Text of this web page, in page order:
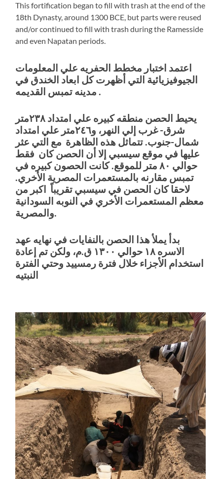
This fortification began to fill with trash at the end of the
18th Dynasty, around 1300 BCE, but parts were reused
and/or continued to fill with trash during the Ramesside
and even Napatan periods.
اعتمد اختبار مخطط الحفريه علي المعلومات
الجيوفيزيائية التي أظهرت كل ابعاد الخندق في
مدينه تمبس القديمه .
يحيط الحصن منطقه كبيره علي امتداد ٢٣٨متر
شرق- غرب إلي النهر، و٢٤٦متر علي امتداد
شمال-جنوب. تتماثل هذه الظاهرة مع التي عثر
عليها في موقع سيسبي إلا أن الحصن كان فقط
حوالي ٨٠ متر للموقع. كانت الحصون كبيره في
تمبس مقارنه بالمستعمرات المصرية الأخري.
لاحقا كان الحصن في سيسبي تقريباً اكبر من
معظم المستعمرات الأخري في النوبه السودانية
والمصرية.
بدأ يملأ هذا الحصن بالنفايات في نهايه عهد
الاسره ١٨ حوالي ١٣٠٠ ق.م، ولكن تم إعادة
استخدام الأجزاء خلال فترة رمسييد وحتي الفترة
النبتيه